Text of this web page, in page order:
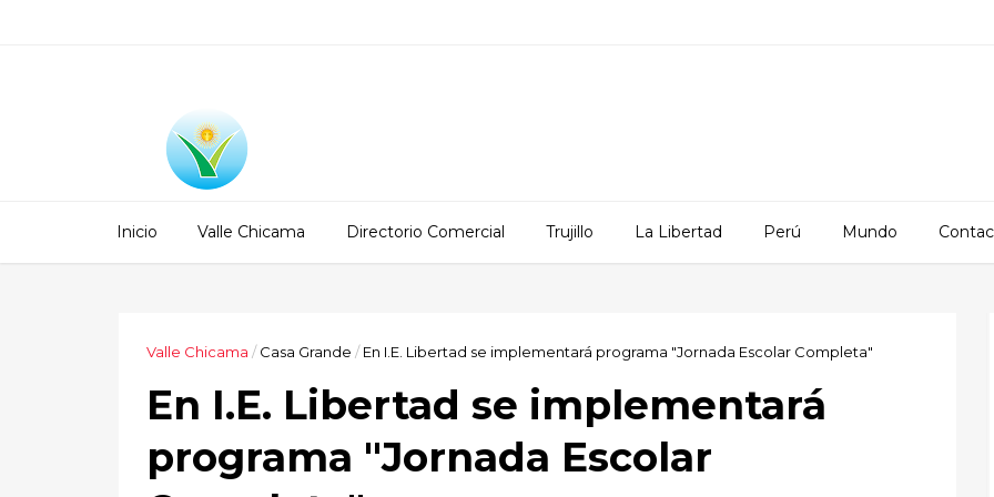
Inicio Valle Chicama Directorio Comercial Trujillo La Libertad Perú Mundo
Valle Chicama / Casa Grande / En I.E. Libertad se implementará programa "Jornada Escolar Completa"
En I.E. Libertad se implementará
programa "Jornada Escolar